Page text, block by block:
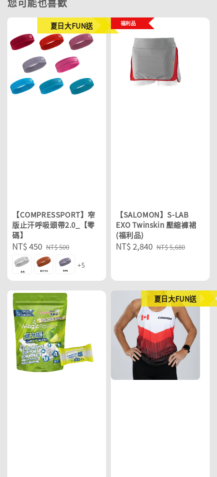
夏日大FUN送
【COMPRESSPORT】窄
版止汗呼吸頭帶2.0_【零
碼】
Sale
price
NT$ 450 Regular
price
NT$ 500
+5
福利品
【SALOMON】S-LAB
EXO Twinskin 壓縮褲裙
(福利品)
Sale
NT$ 2,840 Regular
NT$ 5,680
夏日大FUN送